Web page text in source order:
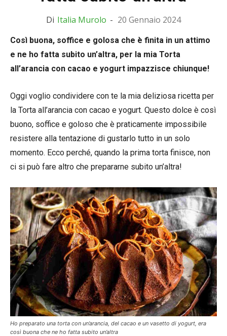
Di Italia Murolo - 20 Gennaio 2024
Così buona, soffice e golosa che è finita in un attimo
e ne ho fatta subito un’altra, per la mia Torta
all’arancia con cacao e yogurt impazzisce chiunque!
Oggi voglio condividere con te la mia deliziosa ricetta per
la Torta all’arancia con cacao e yogurt. Questo dolce è così
buono, soffice e goloso che è praticamente impossibile
resistere alla tentazione di gustarlo tutto in un solo
momento. Ecco perché, quando la prima torta finisce, non
ci si può fare altro che prepararne subito un’altra!
Ho preparato una torta con un’arancia, del cacao e un vasetto di yogurt, era
così buona che ne ho fatta subito un’altra